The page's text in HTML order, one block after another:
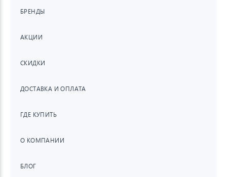
БРЕНДЫ
АКЦИИ
СКИДКИ
ДОСТАВКА И ОПЛАТА
ГДЕ КУПИТЬ
О КОМПАНИИ
БЛОГ